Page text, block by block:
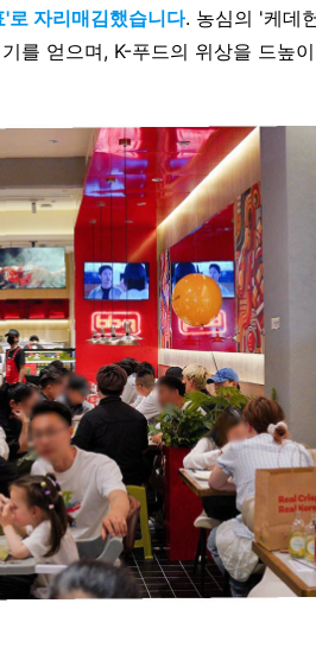
로 자리매김했습니다. 농심의 '케데
를 얻으며, K-푸드의 위상을 드높